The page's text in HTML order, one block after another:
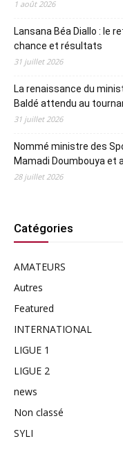
1 août 2026
Lansana Béa Diallo : le
chance et résultats
31 juillet 2026
La renaissance du
Baldé attendu au
31 juillet 2026
Nommé ministre des
Mamadi Doumbouya et
28 juillet 2026
Catégories
AMATEURS
Autres
Featured
INTERNATIONAL
LIGUE 1
LIGUE 2
news
Non classé
SYLI